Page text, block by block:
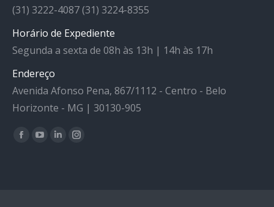
(31) 3222-4087 (31) 3224-8355
Horário de Expediente
Segunda a sexta de 08h às 13h | 14h às 17h
Endereço
Avenida Afonso Pena, 867/1112 - Centro - Belo
Horizonte - MG | 30130-905
Facebook
YouTube
LinkedinInstagram